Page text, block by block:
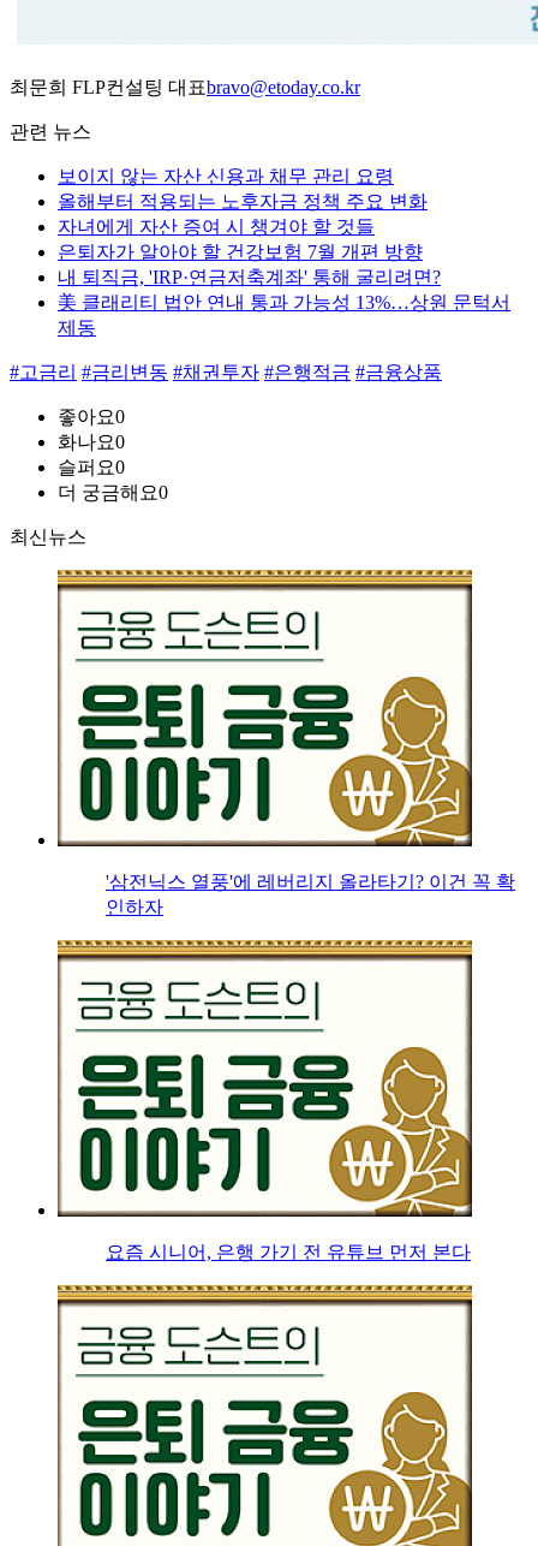
최문희 FLP컨설팅 대표bravo@etoday.co.kr
관련 뉴스
보이지 않는 자산 신용과 채무 관리 요령
올해부터 적용되는 노후자금 정책 주요 변화
자녀에게 자산 증여 시 챙겨야 할 것들
은퇴자가 알아야 할 건강보험 7월 개편 방향
내 퇴직금, 'IRP·연금저축계좌' 통해 굴리려면?
美 클래리티 법안 연내 통과 가능성 13%…상원 문턱서
제동
#고금리 #금리변동 #채권투자 #은행적금 #금융상품
좋아요0
화나요0
슬퍼요0
더 궁금해요0
최신뉴스
'삼전닉스 열풍'에 레버리지 올라타기? 이건 꼭 확
인하자
요즘 시니어, 은행 가기 전 유튜브 먼저 본다